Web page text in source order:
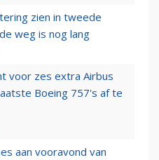
zien in tweede
weg is nog lang
voor zes extra Airbus
Boeing 757's af te
aan vooravond van